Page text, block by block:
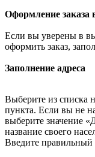
Оформление заказа
Если вы уверены в
оформить заказ,
Заполнение адреса
Выберите из списка
пункта. Если вы не
выберите значение
название своего
Введите правильный